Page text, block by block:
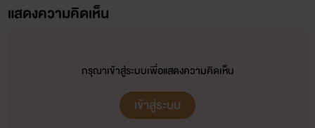
แสดงความคิดเห็น
กรุณาเข้าสู่ระบบเพื่อแสดงความคิดเห็น
เข้าสู่ระบบ